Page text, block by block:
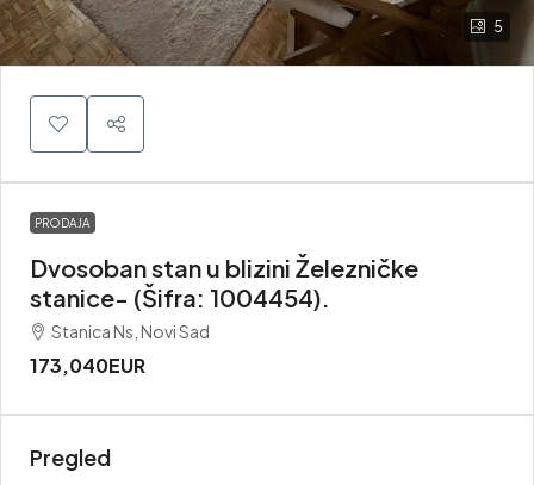
5
PRODAJA
Dvosoban stan u blizini Železničke
stanice- (Šifra: 1004454).
Stanica Ns, Novi Sad
173,040EUR
Pregled